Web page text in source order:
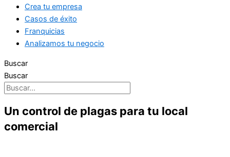
Crea tu empresa
Casos de éxito
Franquicias
Analizamos tu negocio
Buscar
Buscar
Un control de plagas para tu local
comercial